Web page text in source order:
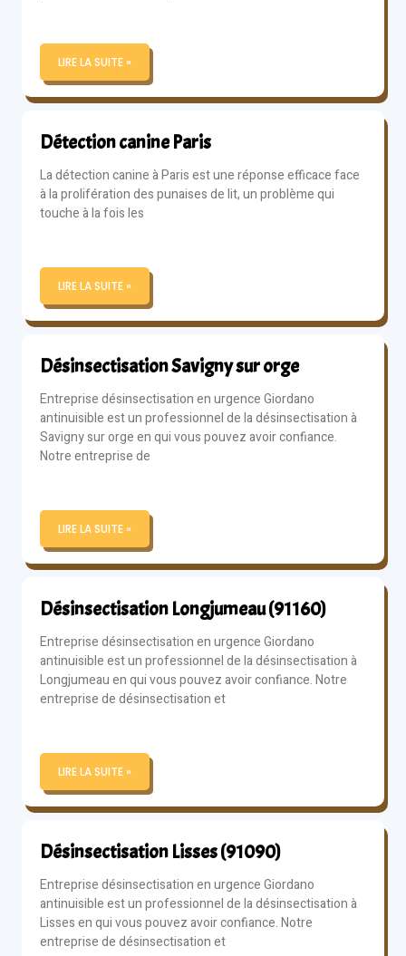
LIRE LA SUITE »
Détection canine Paris
La détection canine à Paris est une réponse efficace face
à la prolifération des punaises de lit, un problème qui
touche à la fois les
LIRE LA SUITE »
Désinsectisation Savigny sur orge
Entreprise désinsectisation en urgence Giordano
antinuisible est un professionnel de la désinsectisation à
Savigny sur orge en qui vous pouvez avoir confiance.
Notre entreprise de
LIRE LA SUITE »
Désinsectisation Longjumeau (91160)
Entreprise désinsectisation en urgence Giordano
antinuisible est un professionnel de la désinsectisation à
Longjumeau en qui vous pouvez avoir confiance. Notre
entreprise de désinsectisation et
LIRE LA SUITE »
Désinsectisation Lisses (91090)
Entreprise désinsectisation en urgence Giordano
antinuisible est un professionnel de la désinsectisation à
Lisses en qui vous pouvez avoir confiance. Notre
entreprise de désinsectisation et